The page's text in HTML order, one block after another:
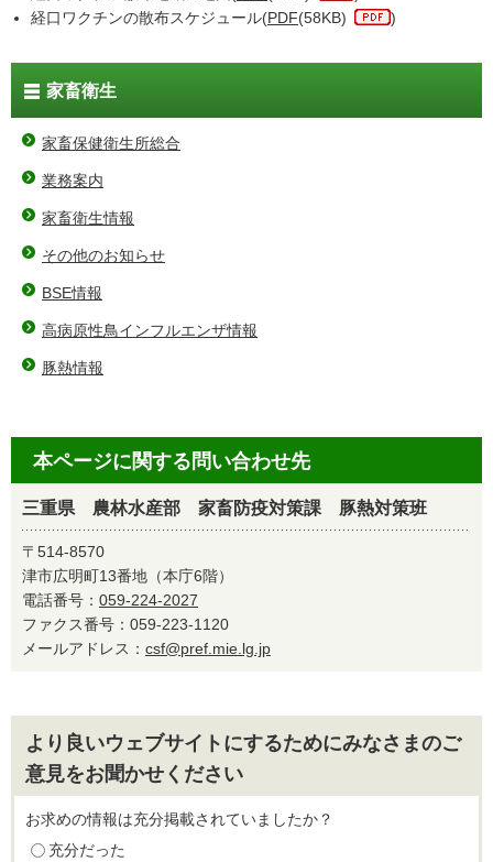
経口ワクチンの散布スケジュール(PDF(58KB) )
家畜衛生
家畜保健衛生所総合
業務案内
家畜衛生情報
その他のお知らせ
BSE情報
高病原性鳥インフルエンザ情報
豚熱情報
本ページに関する問い合わせ先
三重県 農林水産部 家畜防疫対策課 豚熱対策班
〒514-8570
津市広明町13番地（本庁6階）
電話番号： 059-224-2027
ファクス番号：059-223-1120
メールアドレス： csf@pref.mie.lg.jp
より良いウェブサイトにするためにみなさまのご
意見をお聞かせください
お求めの情報は充分掲載されていましたか？
充分だった